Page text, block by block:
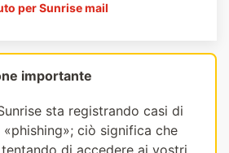
per Sunrise mail
importante
sta registrando casi di
ciò significa che